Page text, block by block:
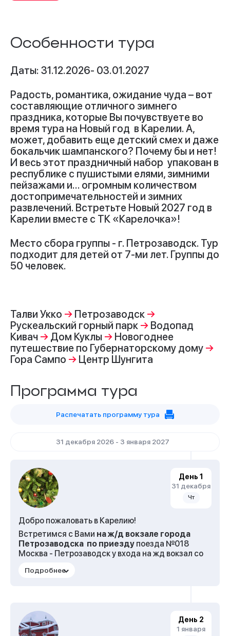
Особенности тура
Даты: 31.12.2026- 03.01.2027
Радость, романтика, ожидание чуда – вот
составляющие отличного зимнего
праздника, которые Вы почувствуете во
время тура на Новый год в Карелии. А,
может, добавить еще детский смех и даже
бокальчик шампанского? Почему бы и нет!
И весь этот праздничный набор упакован в
республике с пушистыми елями, зимними
пейзажами и… огромным количеством
достопримечательностей и зимних
развлечений. Встретьте Новый 2027 год в
Карелии вместе с ТК «Карелочка»!
Место сбора группы - г. Петрозаводск. Тур
подходит для детей от 7-ми лет. Группы до
50 человек.
Талви Укко → Петрозаводск →
Рускеальский горный парк → Водопад
Кивач → Дом Куклы → Новогоднее
путешествие по Губернаторскому дому →
Гора Сампо → Центр Шунгита
Программа тура
31 декабря 2026 - 3 января 2027
Распечатать программу тура
День 1
31 декабря
Чт
Добро пожаловать в Карелию!
Встретимся с Вами на ж/д вокзале города
Петрозаводска по приезду поезда №018
Москва - Петрозаводск у входа на жд вокзал со
дружескую атмосферу северного города –
столицу Карелии – город Петрозаводск. На
обзорной экскурсии
Вы увидите красивую
День 2
1 января